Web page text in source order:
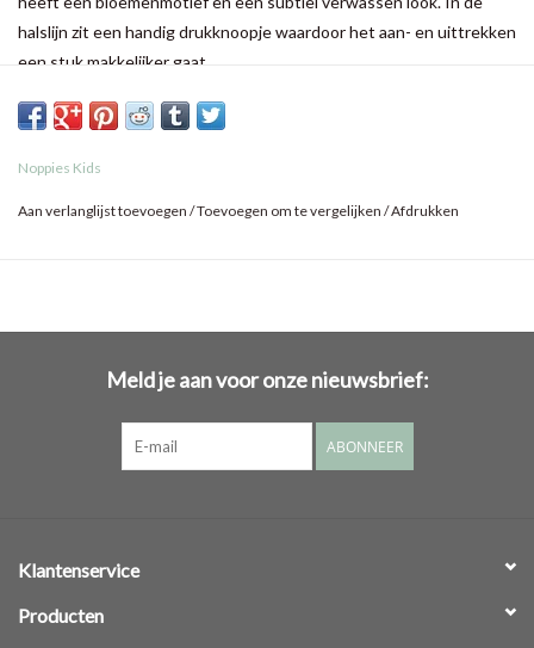
halslijn zit een handig drukknoopje waardoor het aan- en uittrekken
een stuk makkelijker gaat.
De trui is heerlijk zacht en stretchy waardoor je kindje zich hier de
maken de stoere look helemaal af.
Noppies Kids
Aan verlanglijst toevoegen /Toevoegen om te vergelijken /Afdrukken
Meld je aan voor onze nieuwsbrief:
ABONNEER
Klantenservice
Producten